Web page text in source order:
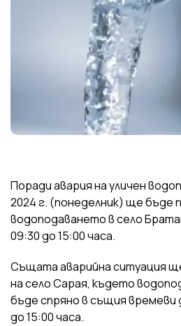
Поради авария на уличен
2024 г. (понеделник) ще бъде
водоподаването в село
09:30 до 15:00 часа.
Същата аварийна ситуация
на село Сарая, където
бъде спряно в същия времеви
до 15:00 часа.